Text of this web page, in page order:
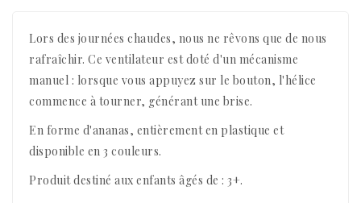
Lors des journées chaudes, nous ne rêvons que de nous
rafraîchir. Ce ventilateur est doté d'un mécanisme
manuel : lorsque vous appuyez sur le bouton, l'hélice
commence à tourner, générant une brise.
En forme d'ananas, entièrement en plastique et
disponible en 3 couleurs.
Produit destiné aux enfants âgés de : 3+.